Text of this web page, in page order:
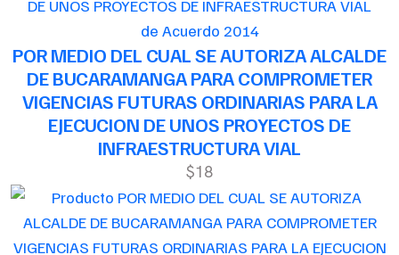
de Acuerdo 2014
POR MEDIO DEL CUAL SE AUTORIZA ALCALDE
DE BUCARAMANGA PARA COMPROMETER
VIGENCIAS FUTURAS ORDINARIAS PARA LA
EJECUCION DE UNOS PROYECTOS DE
INFRAESTRUCTURA VIAL
$18